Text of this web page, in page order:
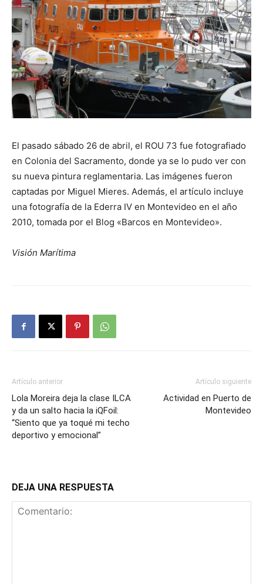
El pasado sábado 26 de abril, el ROU 73 fue fotografiado
en Colonia del Sacramento, donde ya se lo pudo ver con
su nueva pintura reglamentaria. Las imágenes fueron
captadas por Miguel Mieres. Además, el artículo incluye
una fotografía de la Ederra IV en Montevideo en el año
2010, tomada por el Blog «Barcos en Montevideo».
Visión Marítima
Artículo anterior
Lola Moreira deja la clase ILCA
y da un salto hacia la iQFoil:
“Siento que ya toqué mi techo
deportivo y emocional”
Artículo siguiente
Actividad en Puerto de
Montevideo
DEJA UNA RESPUESTA